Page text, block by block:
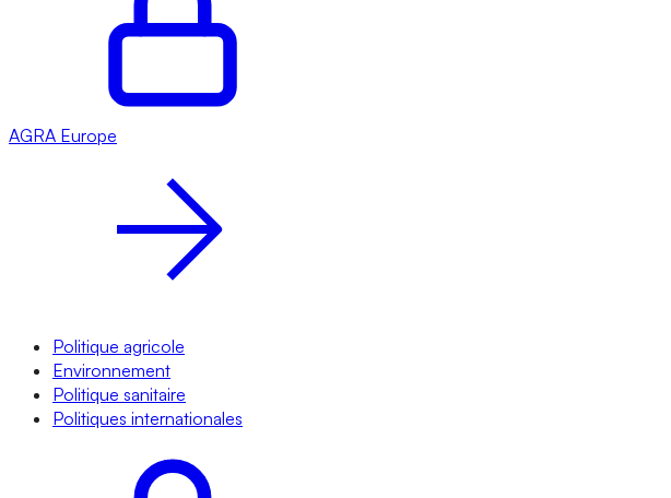
AGRA Europe
Politique agricole
Environnement
Politique sanitaire
Politiques internationales